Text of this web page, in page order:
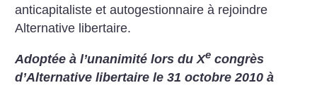
anticapitaliste et autogestionnaire à rejoindre
Alternative libertaire.
Adoptée à l’unanimité lors du Xe congrès
d’Alternative libertaire le 31 octobre 2010 à